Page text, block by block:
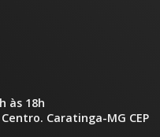
às 18h
Caratinga-MG CEP